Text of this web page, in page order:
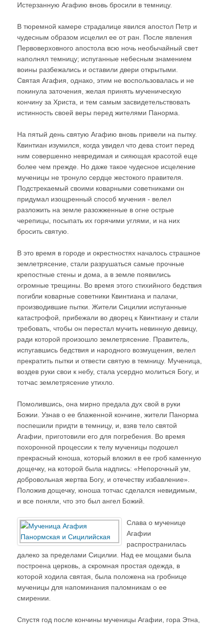
Истерзанную Агафию вновь бросили в темницу.
В тюремной камере страдалице явился апостол Петр и
чудесным образом исцелил ее от ран. После явления
Первоверховного апостола всю ночь необычайный свет
наполнял темницу; испуганные небесным знамением
воины разбежались и оставили двери открытыми.
Святая Агафия, однако, этим не воспользовалась и не
покинула заточения, желая принять мученическую
кончину за Христа, и тем самым засвидетельствовать
истинность своей веры перед жителями Панорма.
На пятый день святую Агафию вновь привели на пытку.
Квинтиан изумился, когда увидел что дева стоит перед
ним совершенно невредимая и сияющая красотой еще
более чем прежде. Но даже такое чудесное исцеление
мученицы не тронуло сердце жестокого правителя.
Подстрекаемый своими коварными советниками он
придумал изощренный способ мучения - велел
разложить на земле разожженные в огне острые
черепицы, посыпать их горячими углями, и на них
бросить святую.
В это время в городе и окрестностях началось страшное
землетрясение, стали разрушаться самые прочные
крепостные стены и дома, а в земле появились
огромные трещины. Во время этого стихийного бедствия
погибли коварные советники Квинтиана и палачи,
производившие пытки. Жители Сицилии испуганные
катастрофой, прибежали во дворец к Квинтиану и стали
требовать, чтобы он перестал мучить невинную девицу,
ради которой произошло землетрясение. Правитель,
испугавшись бедствия и народного возмущения, велел
прекратить пытки и отвести святую в темницу. Мученица,
воздев руки свои к небу, стала усердно молиться Богу, и
тотчас землетрясение утихло.
Помолившись, она мирно предала дух свой в руки
Божии. Узнав о ее блаженной кончине, жители Панорма
поспешили придти в темницу, и, взяв тело святой
Агафии, приготовили его для погребения. Во время
похоронной процессии к телу мученицы подошел
прекрасный юноша, который вложил в ее гроб каменную
дощечку, на которой была надпись: «Непорочный ум,
добровольная жертва Богу, и отечеству избавление».
Положив дощечку, юноша тотчас сделался невидимым,
и все поняли, что это был ангел Божий.
Слава о мученице
Агафии
распространилась
далеко за пределами Сицилии. Над ее мощами была
построена церковь, а скромная простая одежда, в
которой ходила святая, была положена на гробнице
мученицы для напоминания паломникам о ее
смирении.
Спустя год после кончины мученицы Агафии, гора Этна,